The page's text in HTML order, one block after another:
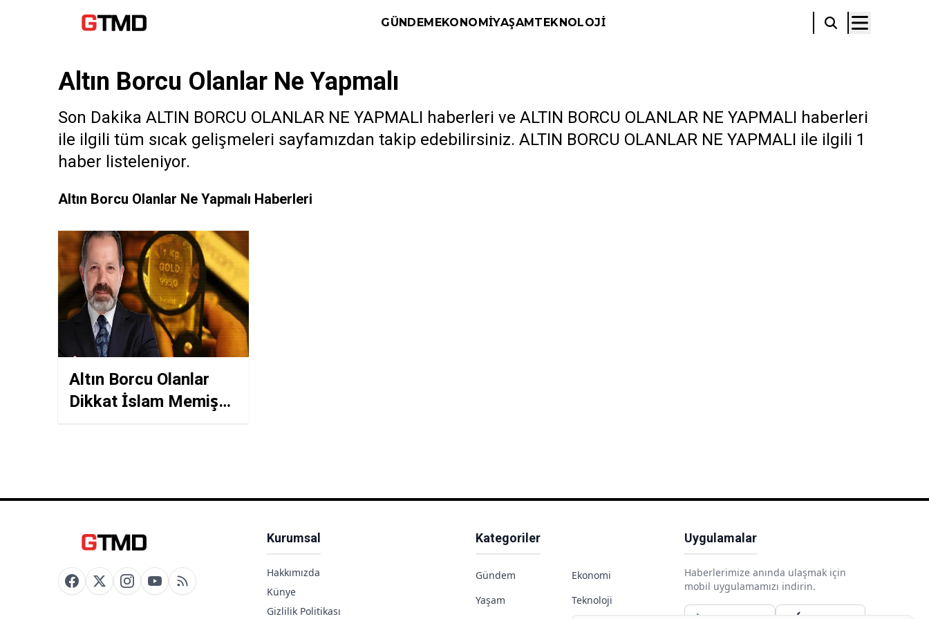
GÜNDEMEKONOMIYAŞAMTEKNOLOJI
Altın Borcu Olanlar Ne Yapmalı
Son Dakika ALTIN BORCU OLANLAR NE YAPMALI haberleri ve ALTIN BORCU OLANLAR NE YAPMALI haberleri
ile ilgili tüm sıcak gelişmeleri sayfamızdan takip edebilirsiniz. ALTIN BORCU OLANLAR NE YAPMALI ile ilgili 1
haber listeleniyor.
Altın Borcu Olanlar Ne Yapmalı Haberleri
Altın Borcu Olanlar
Dikkat İslam Memiş
Tarih ve Rakam Verdi
Kurumsal
Hakkımızda
Künye
Gizlilik Politikası
Kategoriler
Gündem
Ekonomi
Yaşam
Teknoloji
Uygulamalar
Haberlerimize anında ulaşmak için
mobil uygulamamızı indirin.